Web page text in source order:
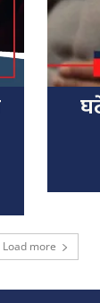
Load more